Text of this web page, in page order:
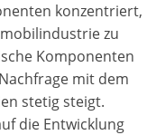
konzentriert,
zu
Komponenten
mit dem
stetig steigt.
die Entwicklung